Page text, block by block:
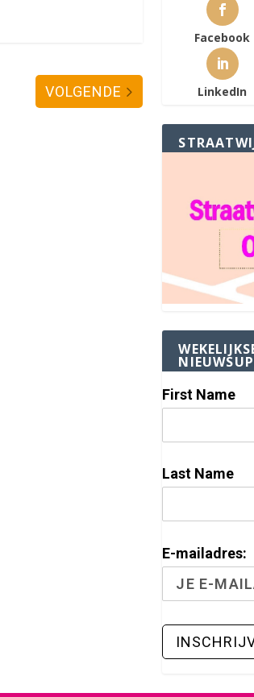
VOLGENDE
Facebook
LinkedIn
First Name
Last Name
E-mailadres: